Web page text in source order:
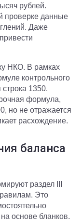
рублей.
проверке данные
Даже
НКО. В рамках
контрольного
1350.
формула,
но не отражается
расхождение.
баланса
раздел III
Это
основе бланков,